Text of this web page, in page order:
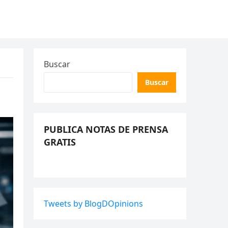
Buscar
Buscar
PUBLICA NOTAS DE PRENSA
GRATIS
Tweets by BlogDOpinions